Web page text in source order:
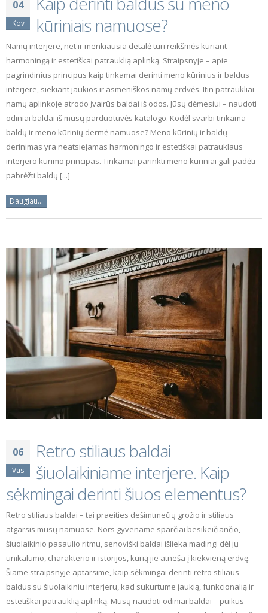
04
Kov
kūriniais namuose?
Namų interjere, net ir menkiausia detalė turi reikšmės kuriant
harmoningą ir estetiškai patrauklią aplinką. Straipsnyje – apie
pagrindinius principus kaip tinkamai derinti meno kūrinius ir baldus
interjere, siekiant jaukios ir asmeniškos namų erdvės. Itin patraukliai
namų aplinkoje atrodo įvairūs baldai iš odos. Jūsų dėmesiui – naudoti
odiniai baldai iš mūsų parduotuvės katalogo. Kodėl svarbi tinkama
baldų ir meno kūrinių dermė namuose? Meno kūrinių ir baldų
derinimas yra neatsiejamas harmoningo ir estetiškai patrauklaus
interjero kūrimo principas. Tinkamai parinkti meno kūriniai gali padėti
pabrėžti baldų [...]
Daugiau...
06
Vas
Retro stiliaus baldai
šiuolaikiniame interjere. Kaip
sėkmingai derinti šiuos elementus?
Retro stiliaus baldai – tai praeities dešimtmečių grožio ir stiliaus
atgarsis mūsų namuose. Nors gyvename sparčiai besikeičiančio,
šiuolaikinio pasaulio ritmu, senoviški baldai išlieka madingi dėl jų
unikalumo, charakterio ir istorijos, kurią jie atneša į kiekvieną erdvę.
Šiame straipsnyje aptarsime, kaip sėkmingai derinti retro stiliaus
baldus su šiuolaikiniu interjeru, kad sukurtume jaukią, funkcionalią ir
estetiškai patrauklią aplinką. Mūsų naudoti odiniai baldai – puikus